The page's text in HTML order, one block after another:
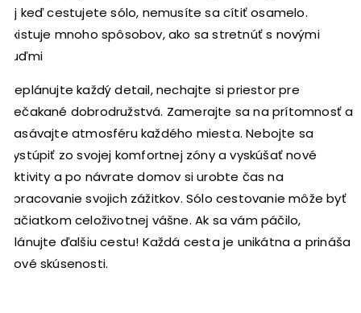
Aj keď cestujete sólo, nemusíte sa cítiť osamelo.
Existuje mnoho spôsobov, ako sa stretnúť s novými
ľuďmi
Neplánujte každý detail, nechajte si priestor pre
nečakané dobrodružstvá. Zamerajte sa na prítomnosť a
nasávajte atmosféru každého miesta. Nebojte sa
vystúpiť zo svojej komfortnej zóny a vyskúšať nové
aktivity a po návrate domov si urobte čas na
spracovanie svojich zážitkov. Sólo cestovanie môže byť
začiatkom celoživotnej vášne. Ak sa vám páčilo,
plánujte ďalšiu cestu! Každá cesta je unikátna a prináša
nové skúsenosti.